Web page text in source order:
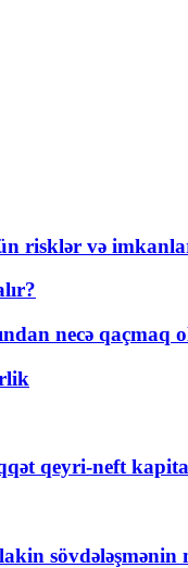
risklər və
necə qaçmaq
qeyri-neft
sövdələşmənin